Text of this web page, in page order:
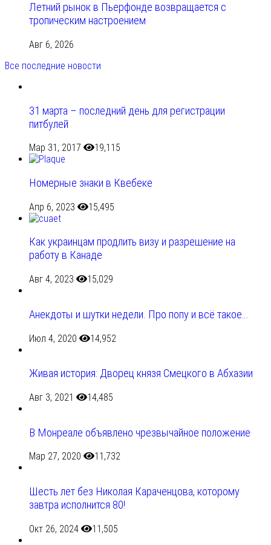
Летний рынок в Пьерфонде возвращается с
тропическим настроением
Авг 6, 2026
Все последние новости
31 марта – последний день для регистрации
питбулей
Мар 31, 2017 19,115
Номерные знаки в Квебеке
Апр 6, 2023 15,495
Как украинцам продлить визу и разрешение на
работу в Канаде
Авг 4, 2023 15,029
Анекдоты и шутки недели. Про попу и всё такое…
Июл 4, 2020 14,952
Живая история: Дворец князя Смецкого в Абхазии
Авг 3, 2021 14,485
В Монреале объявлено чрезвычайное положение
Мар 27, 2020 11,732
Шесть лет без Николая Караченцова, которому
завтра исполнится 80!
Окт 26, 2024 11,505